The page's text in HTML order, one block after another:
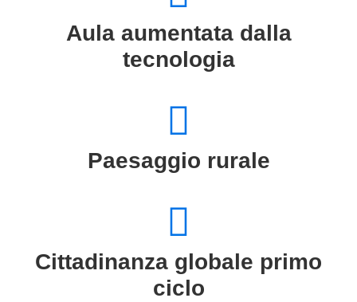
Aula aumentata dalla
tecnologia
Paesaggio rurale
Cittadinanza globale primo
ciclo